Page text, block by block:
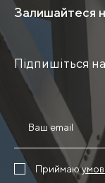
Залишайтеся
Підпишіться
Приймаю